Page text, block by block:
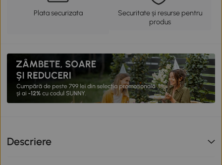
Plata securizata
Securitate și resurse pentru
produs
Descriere